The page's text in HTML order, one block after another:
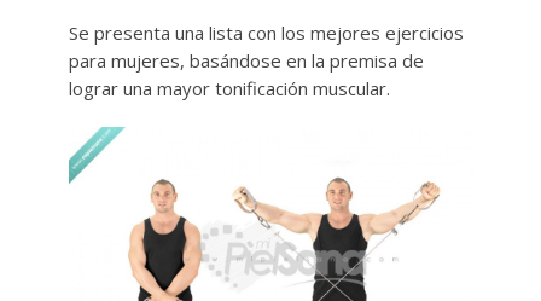
Se presenta una lista con los mejores ejercicios
para mujeres, basándose en la premisa de
lograr una mayor tonificación muscular.